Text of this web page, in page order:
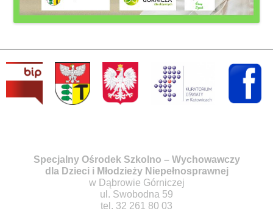
Specjalny Ośrodek Szkolno – Wychowawczy
dla Dzieci i Młodzieży Niepełnosprawnej
w Dąbrowie Górniczej
ul. Swobodna 59
tel. 32 261 80 03